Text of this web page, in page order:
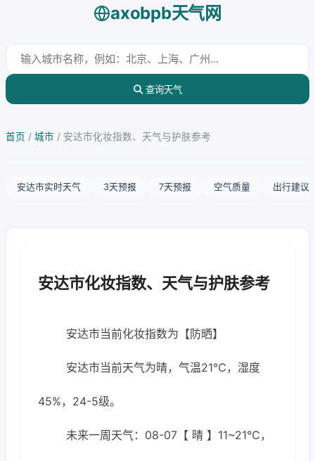
axobpb天气网
查询天气
首页 / 城市 / 安达市化妆指数、天气与护肤参考
安达市实时天气 3天预报 7天预报 空气质量 出行建议
安达市化妆指数、天气与护肤参考
安达市当前化妆指数为【防晒】
安达市当前天气为晴，气温21℃，湿度
45%，24-5级。
未来一周天气：08-07【 晴 】11~21℃，